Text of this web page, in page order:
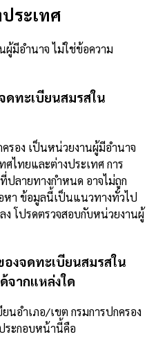
ระเทศ
มีอำนาจ ไม่ใช่ข้อความ
ดทะเบียนสมรสใน
รอง เป็นหน่วยงานผู้มีอำนาจ
ไทยและต่างประเทศ การ
ปลายทางกำหนด อาจไม่ถูก
หา ข้อมูลนี้เป็นแนวทางทั่วไป
ง โปรดตรวจสอบกับหน่วยงานผู้
งจดทะเบียนสมรสใน
จากแหล่งใด
นอำเภอ/เขต กรมการปกครอง
ระกอบหน้านี้คือ